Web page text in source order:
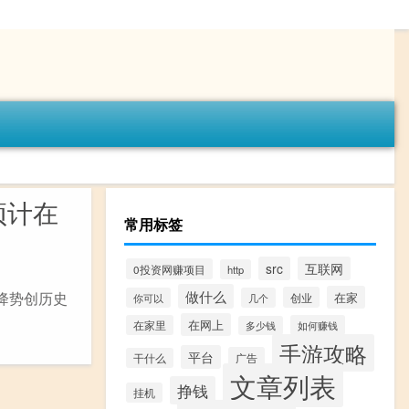
在
势创历史
常用标签
0投资网赚项目 http src 互联网
你可以 做什么 几个 创业 在家
在家里 在网上 多少钱 如何赚钱
干什么 平台 广告 手游攻略
挂机 挣钱 文章列表